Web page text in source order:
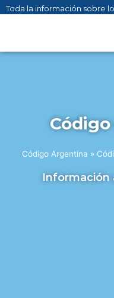
Toda la información sobre
Código
Código Argentina »
Información